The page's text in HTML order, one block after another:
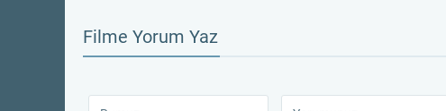
Filme Yorum Yaz